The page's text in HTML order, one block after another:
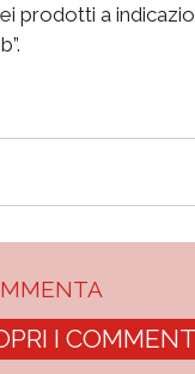
prodotti a
I